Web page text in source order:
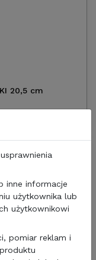
20,5 cm
inne informacje
użytkownika lub
użytkownikowi
pomiar reklam i